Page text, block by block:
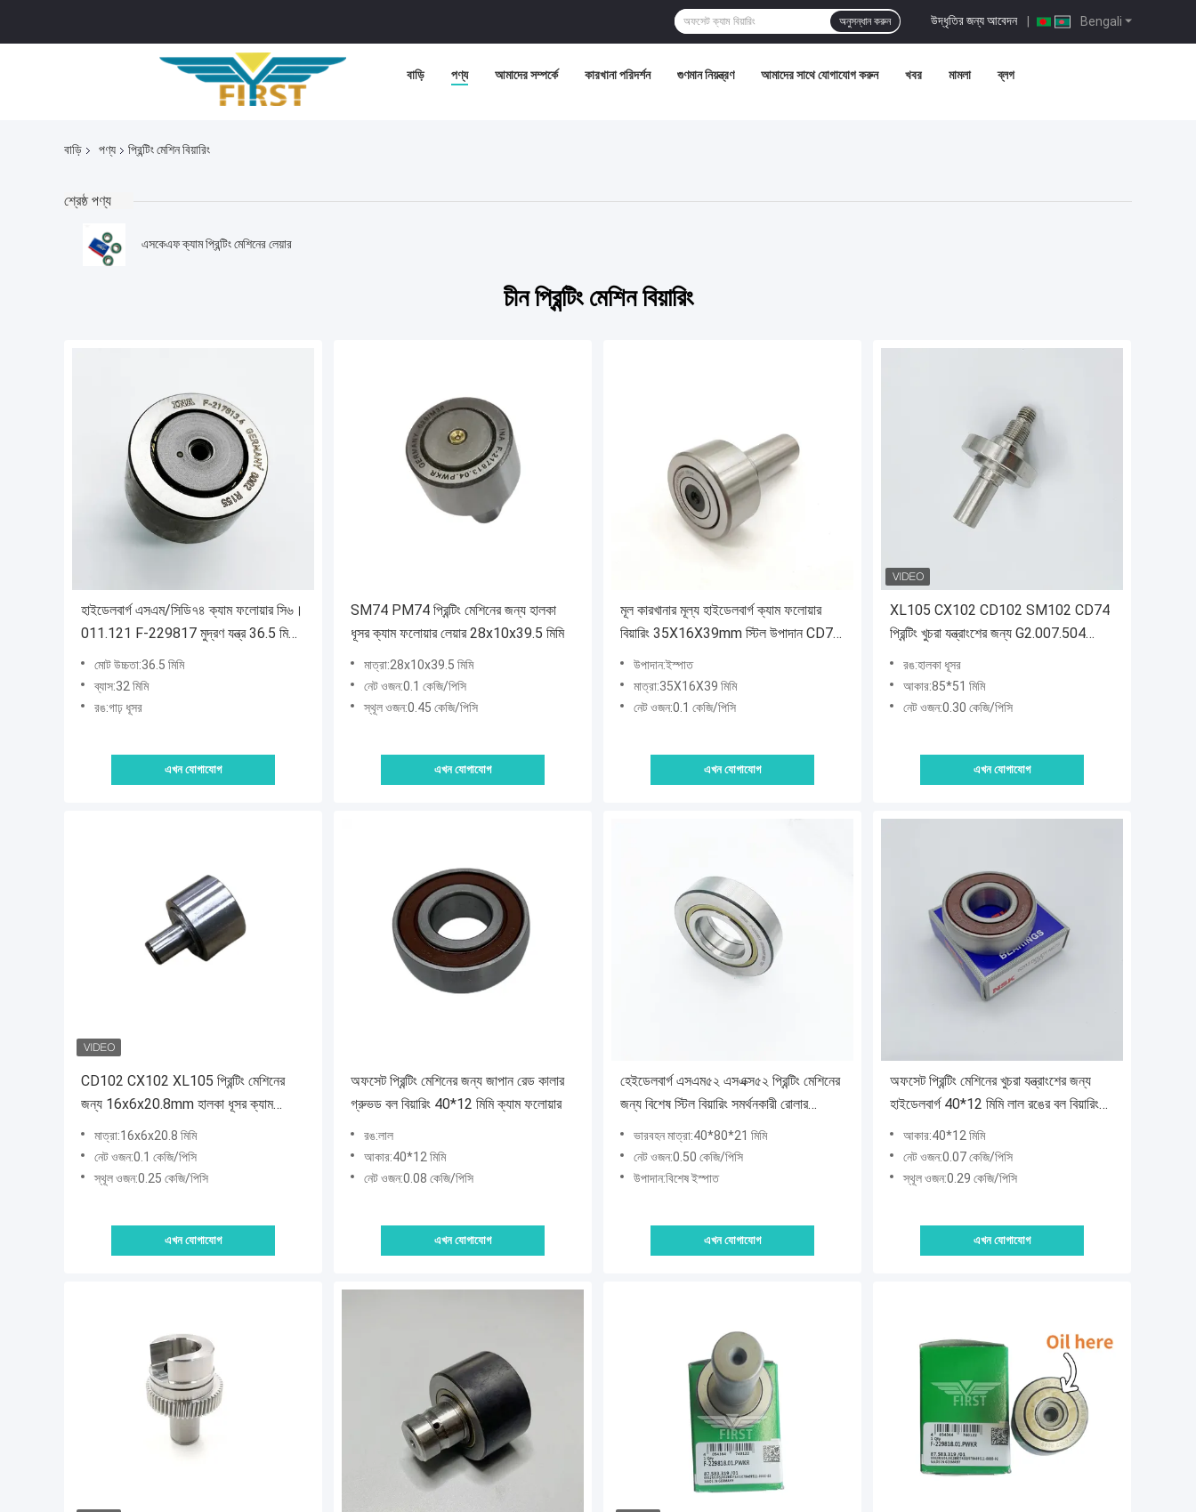
Bengali
উদ্ধৃতির জন্য আবেদন |
অনুসন্ধান করুন
বাড়ি পণ্য আমাদের সম্পর্কে কারখানা পরিদর্শন গুণমান নিয়ন্ত্রণ আমাদের সাথে যোগাযোগ করুন খবর মামলা ব্লগ
বাড়ি পণ্য প্রিন্টিং মেশিন বিয়ারিং
শ্রেষ্ঠ পণ্য
এসকেএফ ক্যাম প্রিন্টিং মেশিনের লেয়ার
চীন প্রিন্টিং মেশিন বিয়ারিং
হাইডেলবার্গ এসএম/সিডি৭৪ ক্যাম ফলোয়ার সি৬।
011.121 F-229817 মুদ্রণ যন্ত্র 36.5 মিমি
মোট উচ্চতা সঙ্গে লেয়ার
মোট উচ্চতা:36.5 মিমি
ব্যাস:32 মিমি
রঙ:গাঢ় ধূসর
এখন যোগাযোগ
SM74 PM74 প্রিন্টিং মেশিনের জন্য হালকা
ধূসর ক্যাম ফলোয়ার লেয়ার 28x10x39.5 মিমি
মাত্রা:28x10x39.5 মিমি
নেট ওজন:0.1 কেজি/পিসি
স্থূল ওজন:0.45 কেজি/পিসি
এখন যোগাযোগ
মূল কারখানার মূল্য হাইডেলবার্গ ক্যাম ফলোয়ার
বিয়ারিং 35X16X39mm স্টিল উপাদান CD74
XL75 SM102 প্রিন্টিং মেশিনের জন্য
উপাদান:ইস্পাত
মাত্রা:35X16X39 মিমি
নেট ওজন:0.1 কেজি/পিসি
এখন যোগাযোগ
XL105 CX102 CD102 SM102 CD74
প্রিন্টিং খুচরা যন্ত্রাংশের জন্য G2.007.504
রঙ:হালকা ধূসর
আকার:85*51 মিমি
নেট ওজন:0.30 কেজি/পিসি
এখন যোগাযোগ
CD102 CX102 XL105 প্রিন্টিং মেশিনের
জন্য 16x6x20.8mm হালকা ধূসর ক্যাম
ফলোয়ার Kurvenrolle KR বিয়ারিং
মাত্রা:16x6x20.8 মিমি
নেট ওজন:0.1 কেজি/পিসি
স্থূল ওজন:0.25 কেজি/পিসি
এখন যোগাযোগ
অফসেট প্রিন্টিং মেশিনের জন্য জাপান রেড কালার
গ্রুভড বল বিয়ারিং 40*12 মিমি ক্যাম ফলোয়ার
রঙ:লাল
আকার:40*12 মিমি
নেট ওজন:0.08 কেজি/পিসি
এখন যোগাযোগ
হেইডেলবার্গ এসএম৫২ এসএক্স৫২ প্রিন্টিং মেশিনের
জন্য বিশেষ স্টিল বিয়ারিং সমর্থনকারী রোলার
৪০x৮০x২১এমএম
ভারবহন মাত্রা:40*80*21 মিমি
নেট ওজন:0.50 কেজি/পিসি
উপাদান:বিশেষ ইস্পাত
এখন যোগাযোগ
অফসেট প্রিন্টিং মেশিনের খুচরা যন্ত্রাংশের জন্য
হাইডেলবার্গ 40*12 মিমি লাল রঙের বল বিয়ারিং
ক্যাম ফলোয়ার
আকার:40*12 মিমি
নেট ওজন:0.07 কেজি/পিসি
স্থূল ওজন:0.29 কেজি/পিসি
এখন যোগাযোগ